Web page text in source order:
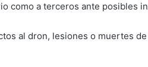
como a terceros ante posibles
al dron, lesiones o muertes